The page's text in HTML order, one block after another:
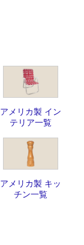
アメリカ製 イン
テリア一覧
アメリカ製 キッ
チン一覧